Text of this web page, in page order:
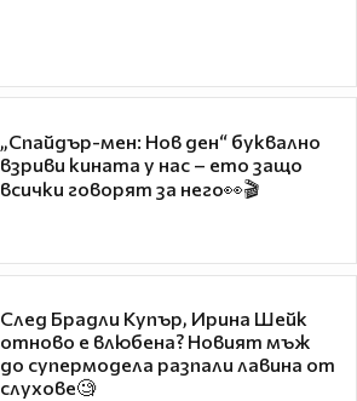
„Спайдър-мен: Нов ден“ буквално
взриви кината у нас – ето защо
всички говорят за него👀🎬
След Брадли Купър, Ирина Шейк
отново е влюбена? Новият мъж
до супермодела разпали лавина от
слухове🧐